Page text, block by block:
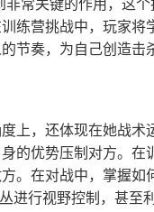
练营挑战中，玩家
节奏，为自己创造击
上，还体现在她战术
的优势压制对方。
。在对战中，掌握
行视野控制，甚至